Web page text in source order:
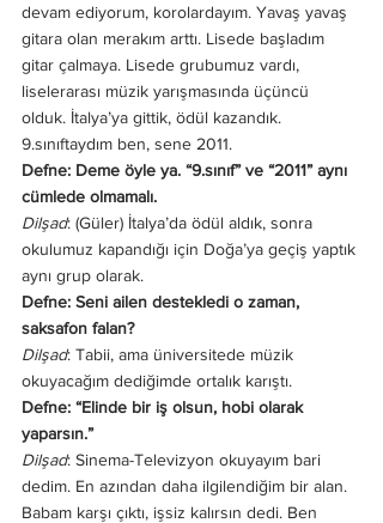
devam ediyorum, korolardayım. Yavaş yavaş
gitara olan merakım arttı. Lisede başladım
gitar çalmaya. Lisede grubumuz vardı,
liselerarası müzik yarışmasında üçüncü
olduk. İtalya’ya gittik, ödül kazandık.
9.sınıftaydım ben, sene 2011.
Defne: Deme öyle ya. “9.sınıf” ve “2011” aynı
cümlede olmamalı.
Dilşad: (Güler) İtalya’da ödül aldık, sonra
okulumuz kapandığı için Doğa’ya geçiş yaptık
aynı grup olarak.
Defne: Seni ailen destekledi o zaman,
saksafon falan?
Dilşad: Tabii, ama üniversitede müzik
okuyacağım dediğimde ortalık karıştı.
Defne: “Elinde bir iş olsun, hobi olarak
yaparsın.”
Dilşad: Sinema-Televizyon okuyayım bari
dedim. En azından daha ilgilendiğim bir alan.
Babam karşı çıktı, işsiz kalırsın dedi. Ben